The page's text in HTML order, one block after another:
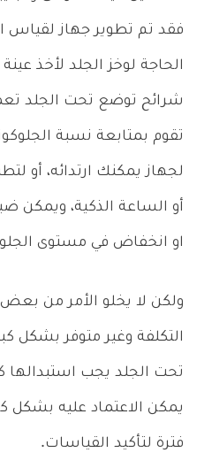
فقد تم تطوير جهاز لقياس
الحاجة لوخز الجلد لأخذ
شرائح توضع تحت الجلد
تقوم بمتابعة نسبة
لجهاز يمكنك ارتدائه، أو
أو الساعة الذكية، ويمكن
او انخفاض في مستوى
ولكن لا يخلو الأمر من
التكلفة وغير متوفر بشكل
يمكن الاعتماد عليه بشكل
فترة لتأكيد القياسات.